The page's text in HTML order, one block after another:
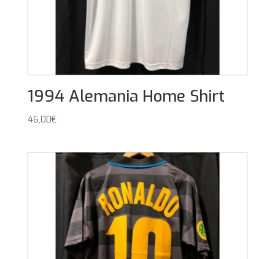
1994 Alemania Home Shirt
46,00€